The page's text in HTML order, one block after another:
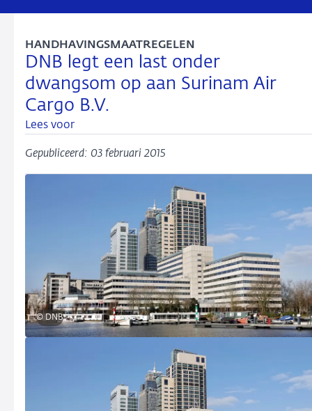
DNB legt een last onder
dwangsom op aan Surinam Air
Cargo B.V.
HANDHAVINGSMAATREGELEN
Lees voor
Gepubliceerd: 03 februari 2015
© DNB